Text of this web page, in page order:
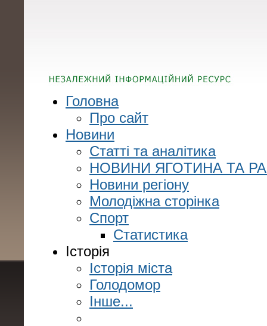
Головна
Про сайт
Новини
Статті та аналітика
НОВИНИ ЯГОТИНА ТА
Новини регіону
Молодіжна сторінка
Спорт
Статистика
Історія
Історія міста
Голодомор
Інше...